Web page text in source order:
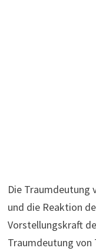
Die Traumdeutung
und die Reaktion
Vorstellungskraft
Traumdeutung von